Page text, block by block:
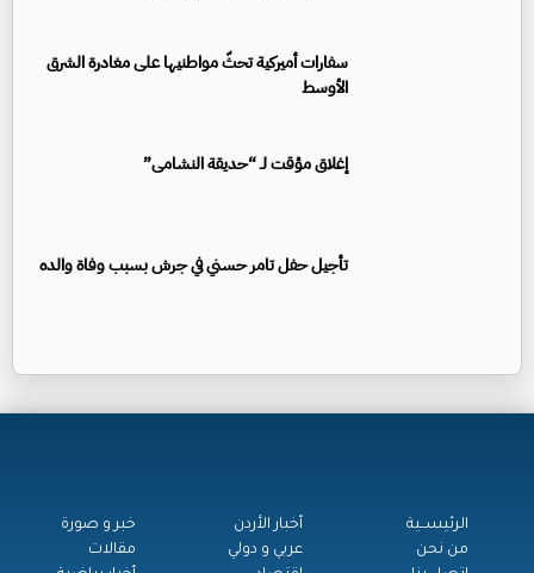
سفارات أميركية تحثّ مواطنيها على مغادرة الشرق
الأوسط
إغلاق مؤقت لـ “حديقة النشامى”
تأجيل حفل تامر حسني في جرش بسبب وفاة والده
الرئيســية
من نحن
أخبار الأردن
عربي و دولي
خبر و صورة
مقالات